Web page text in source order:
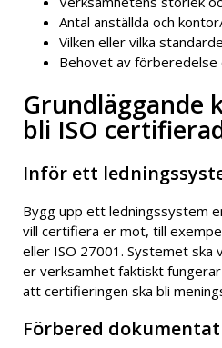
Antal anställda och
Vilken eller vilka
Behovet av förberedelse
Grundläggande
bli ISO
Inför ett
Bygg upp ett ledningssystem
vill certifiera er mot, till
eller ISO 27001. Systemet ska
er verksamhet faktiskt
att certifieringen ska bli
Förbered